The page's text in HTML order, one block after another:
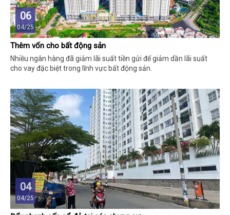
06
04/25
Thêm vốn cho bất động sản
Nhiều ngân hàng đã giảm lãi suất tiền gửi để giảm dần lãi suất
cho vay đặc biệt trong lĩnh vực bất động sản.
04
04/25